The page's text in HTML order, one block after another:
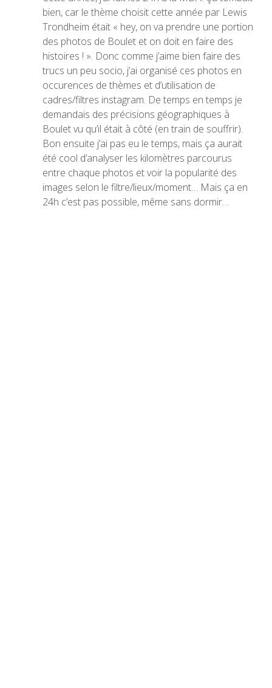
bien, car le thème choisit cette année par Lewis
Trondheim était « hey, on va prendre une portion
des photos de Boulet et on doit en faire des
histoires ! ». Donc comme j’aime bien faire des
trucs un peu socio, j’ai organisé ces photos en
occurences de thèmes et d’utilisation de
cadres/filtres instagram. De temps en temps je
demandais des précisions géographiques à
Boulet vu qu’il était à côté (en train de souffrir).
Bon ensuite j’ai pas eu le temps, mais ça aurait
été cool d’analyser les kilomètres parcourus
entre chaque photos et voir la popularité des
images selon le filtre/lieux/moment… Mais ça en
24h c’est pas possible, même sans dormir…